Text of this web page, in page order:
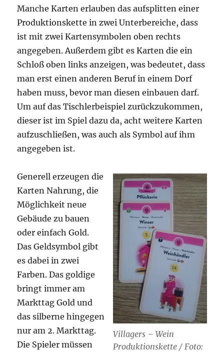
Manche Karten erlauben das aufsplitten einer
Produktionskette in zwei Unterbereiche, dass
ist mit zwei Kartensymbolen oben rechts
angegeben. Außerdem gibt es Karten die ein
Schloß oben links anzeigen, was bedeutet, dass
man erst einen anderen Beruf in einem Dorf
haben muss, bevor man diesen einbauen darf.
Um auf das Tischlerbeispiel zurückzukommen,
dieser ist im Spiel dazu da, acht weitere Karten
aufzuschließen, was auch als Symbol auf ihm
angegeben ist.
Villagers – Wein
Produktionskette / Foto:
Generell erzeugen die
Karten Nahrung, die
Möglichkeit neue
Gebäude zu bauen
oder einfach Gold.
Das Geldsymbol gibt
es dabei in zwei
Farben. Das goldige
bringt immer am
Markttag Gold und
das silberne hingegen
nur am 2. Markttag.
Die Spieler müssen